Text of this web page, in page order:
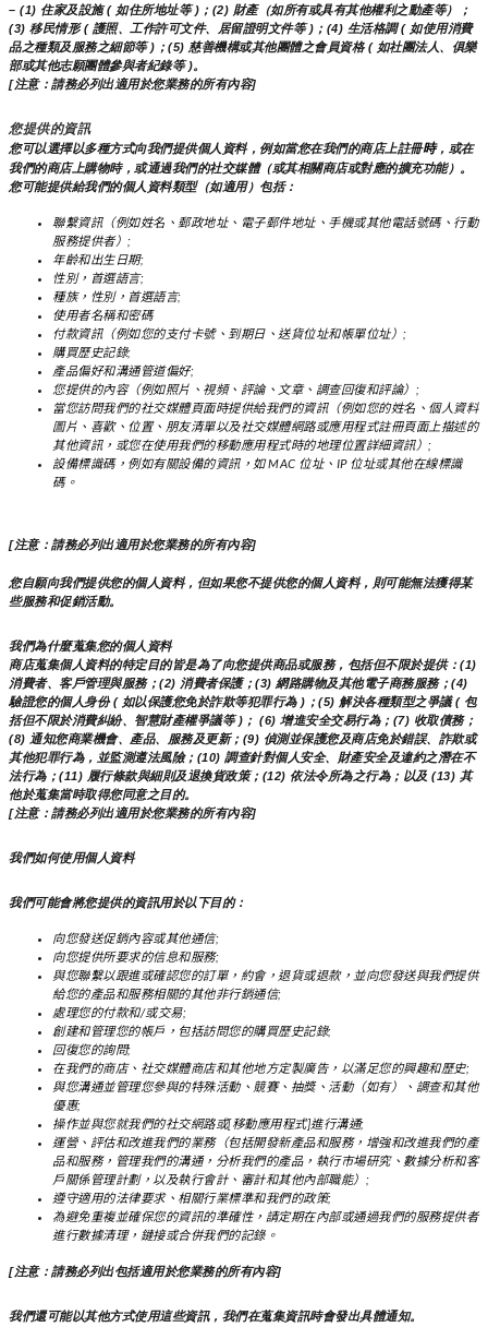
– (1) 住家及設施 ( 如住所地址等 )；(2) 財產（如所有或具有其他權利之動產等）；
(3) 移民情形 ( 護照、工作許可文件、居留證明文件等 )；(4) 生活格調 ( 如使用消費
品之種類及服務之細節等 )；(5) 慈善機構或其他團體之會員資格 ( 如社團法人、俱樂
部或其他志願團體參與者紀錄等 )。
[注意：請務必列出適用於您業務的所有內容]
您提供的資訊
您可以選擇以多種方式向我們提供個人資料，例如當您在我們的商店上註冊時，或在
我們的商店上購物時，或通過我們的社交媒體（或其相關商店或對應的擴充功能）。
您可能提供給我們的個人資料類型（如適用）包括：
聯繫資訊（例如姓名、郵政地址、電子郵件地址、手機或其他電話號碼、行動
服務提供者）;
年齡和出生日期;
性別，首選語言;
種族，性別，首選語言;
使用者名稱和密碼
付款資訊（例如您的支付卡號、到期日、送貨位址和帳單位址）;
購買歷史記錄;
產品偏好和溝通管道偏好;
您提供的內容（例如照片、視頻、評論、文章、調查回復和評論）;
當您訪問我們的社交媒體頁面時提供給我們的資訊（例如您的姓名、個人資料
圖片、喜歡、位置、朋友清單以及社交媒體網路或應用程式註冊頁面上描述的
其他資訊，或您在使用我們的移動應用程式時的地理位置詳細資訊）;
設備標識碼，例如有關設備的資訊，如 MAC 位址、IP 位址或其他在線標識
碼。
[注意：請務必列出適用於您業務的所有內容]
您自願向我們提供您的個人資料，但如果您不提供您的個人資料，則可能無法獲得某
些服務和促銷活動。
我們為什麼蒐集您的個人資料
商店蒐集個人資料的特定目的皆是為了向您提供商品或服務，包括但不限於提供：(1)
消費者、客戶管理與服務；(2) 消費者保護；(3) 網路購物及其他電子商務服務；(4)
驗證您的個人身份 ( 如以保護您免於詐欺等犯罪行為 )；(5) 解決各種類型之爭議 ( 包
括但不限於消費糾紛、智慧財產權爭議等 )； (6) 增進安全交易行為；(7) 收取債務；
(8) 通知您商業機會、產品、服務及更新；(9) 偵測並保護您及商店免於錯誤、詐欺或
其他犯罪行為，並監測遵法風險；(10) 調查針對個人安全、財產安全及違約之潛在不
法行為；(11) 履行條款與細則及退換貨政策；(12) 依法令所為之行為；以及 (13) 其
他於蒐集當時取得您同意之目的。
[注意：請務必列出適用於您業務的所有內容]
我們如何使用個人資料
我們可能會將您提供的資訊用於以下目的：
向您發送促銷內容或其他通信;
向您提供所要求的信息和服務;
與您聯繫以跟進或確認您的訂單，約會，退貨或退款，並向您發送與我們提供
給您的產品和服務相關的其他非行銷通信;
處理您的付款和/或交易;
創建和管理您的帳戶，包括訪問您的購買歷史記錄;
回復您的詢問;
在我們的商店、社交媒體商店和其他地方定製廣告，以滿足您的興趣和歷史;
與您溝通並管理您參與的特殊活動、競賽、抽獎、活動（如有）、調查和其他
優惠;
操作並與您就我們的社交網路或[移動應用程式]進行溝通;
運營、評估和改進我們的業務（包括開發新產品和服務，增強和改進我們的產
品和服務，管理我們的溝通，分析我們的產品，執行市場研究、數據分析和客
戶關係管理計劃，以及執行會計、審計和其他內部職能）;
遵守適用的法律要求、相關行業標準和我們的政策;
為避免重複並確保您的資訊的準確性，請定期在內部或通過我們的服務提供者
進行數據清理，鏈接或合併我們的記錄。
[注意：請務必列出包括適用於您業務的所有內容]
我們還可能以其他方式使用這些資訊，我們在蒐集資訊時會發出具體通知。